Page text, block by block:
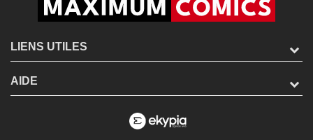
LIENS UTILES
AIDE